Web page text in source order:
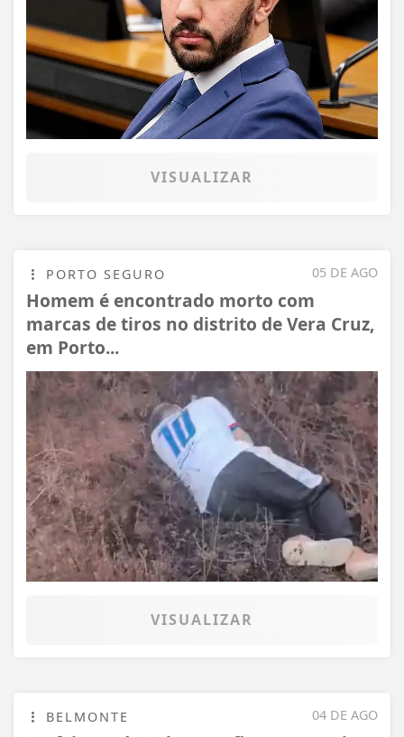
VISUALIZAR
05 DE AGO
PORTO SEGURO
Homem é encontrado morto com
marcas de tiros no distrito de Vera Cruz,
em Porto...
VISUALIZAR
04 DE AGO
BELMONTE